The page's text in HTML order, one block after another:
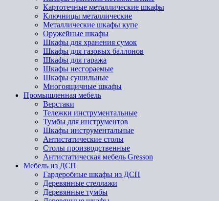
Картотечные металлические шкафы
Ключницы металлические
Металлические шкафы купе
Оружейные шкафы
Шкафы для хранения сумок
Шкафы для газовых баллонов
Шкафы для гаража
Шкафы несгораемые
Шкафы сушильные
Многоящичные шкафы
Промышленная мебель
Верстаки
Тележки инструментальные
Тумбы для инструментов
Шкафы инструментальные
Антистатические столы
Столы производственные
Антистатическая мебель Gresson
Мебель из ДСП
Гардеробные шкафы из ДСП
Деревянные стеллажи
Деревянные тумбы